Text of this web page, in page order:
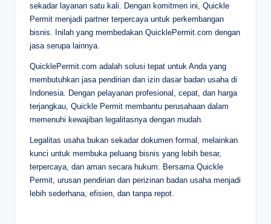
sekadar layanan satu kali. Dengan komitmen ini, Quickle
Permit menjadi partner terpercaya untuk perkembangan
bisnis. Inilah yang membedakan QuicklePermit.com dengan
jasa serupa lainnya.
QuicklePermit.com adalah solusi tepat untuk Anda yang
membutuhkan jasa pendirian dan izin dasar badan usaha di
Indonesia. Dengan pelayanan profesional, cepat, dan harga
terjangkau, Quickle Permit membantu perusahaan dalam
memenuhi kewajiban legalitasnya dengan mudah.
Legalitas usaha bukan sekadar dokumen formal, melainkan
kunci untuk membuka peluang bisnis yang lebih besar,
terpercaya, dan aman secara hukum. Bersama Quickle
Permit, urusan pendirian dan perizinan badan usaha menjadi
lebih sederhana, efisien, dan tanpa repot.